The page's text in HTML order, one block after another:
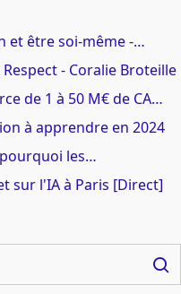
et être soi-même -…
- Coralie Broteille
de 1 à 50 M€ de CA…
à apprendre en 2024
les…
sur l'IA à Paris [Direct]